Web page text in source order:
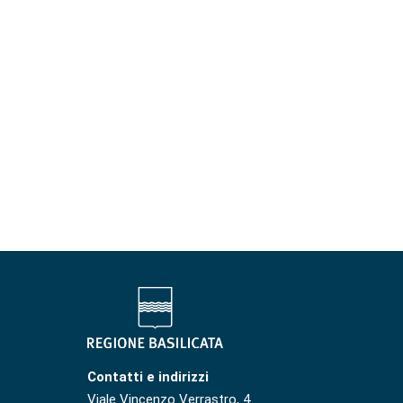
Contatti e indirizzi
Viale Vincenzo Verrastro, 4